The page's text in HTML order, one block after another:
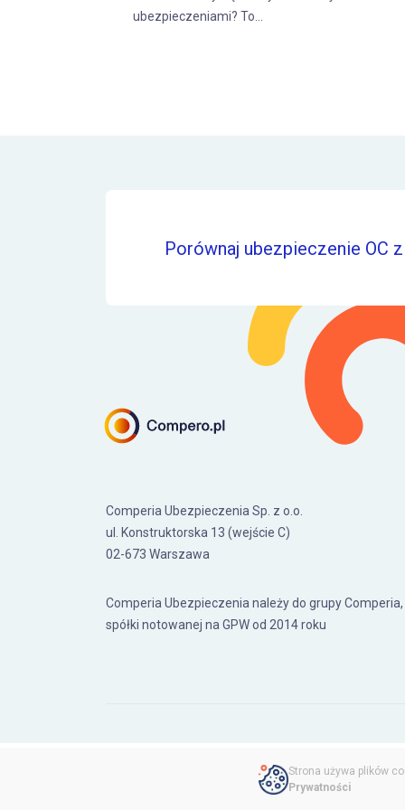
Porównaj ubezpieczenie OC
Comperia Ubezpieczenia Sp. z o.o.
ul. Konstruktorska 13 (wejście C)
02-673 Warszawa
Comperia Ubezpieczenia należy do grupy Comperia,
spółki notowanej na GPW od 2014 roku
Strona używa plików
Prywatności